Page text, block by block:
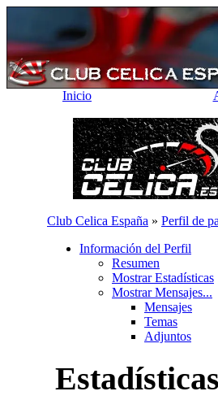
Inicio
Club Celica España » Perfil de
Información del Perfil
Resumen
Mostrar Estadísticas
Mostrar Mensajes...
Mensajes
Temas
Adjuntos